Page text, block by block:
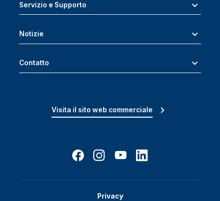
Servizio e Supporto
Notizie
Contatto
Visita il sito web commerciale
Privacy